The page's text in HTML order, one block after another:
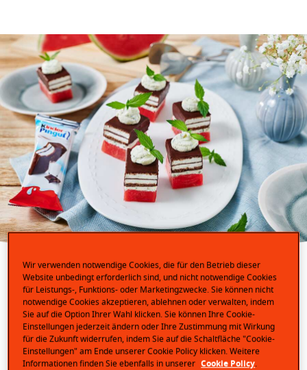
Melonen-Törtchen mit
Wir verwenden notwendige Cookies, die für den Betrieb dieser
Website unbedingt erforderlich sind, und nicht notwendige Cookies
für Leistungs-, Funktions- oder Marketingzwecke. Sie können nicht
notwendige Cookies akzeptieren, ablehnen oder verwalten, indem
Sie auf die Option Ihrer Wahl klicken. Sie können Ihre Cookie-
Einstellungen jederzeit ändern oder Ihre Zustimmung mit Wirkung
für die Zukunft widerrufen, indem Sie auf die Schaltfläche "Cookie-
Einstellungen" am Ende unserer Cookie Policy klicken. Weitere
Informationen finden Sie ebenfalls in unserer Cookie Policy.